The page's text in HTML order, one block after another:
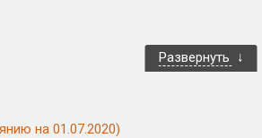
Развернуть
на 01.07.2020)